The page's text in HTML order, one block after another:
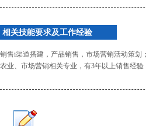
相关技能要求及工作经验
销售i渠道搭建，产品销售，市场营销活动策划；
农业、市场营销相关专业，有3年以上销售经